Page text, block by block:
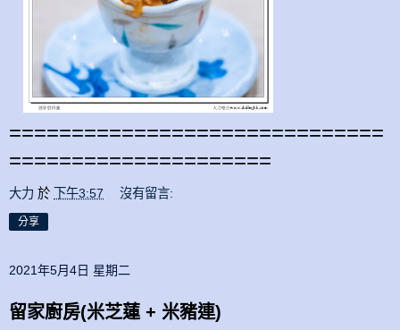
==============================
=====================
大力 於 下午3:57 沒有留言:
分享
2021年5月4日 星期二
留家廚房(米芝蓮 + 米豬連)